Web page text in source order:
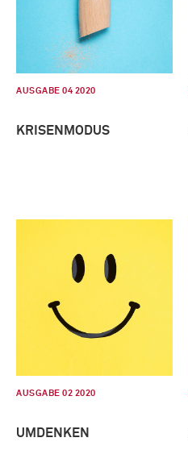
AUSGABE 04 2020
KRISENMODUS
AUSGABE 02 2020
UMDENKEN